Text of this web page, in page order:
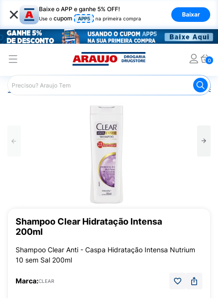
× Baixe o APP e ganhe 5% OFF!
Use o cupom APP5 na primeira compra
Baixar
0
Araujo Cabelo Cabelos com Caspa
Shampoo Clear Hidratação Intensa
200ml
Shampoo Clear Anti - Caspa Hidratação Intensa Nutrium
10 sem Sal 200ml
Marca:CLEAR